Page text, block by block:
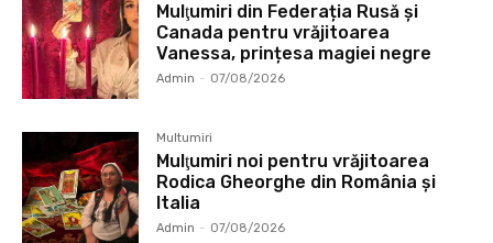
Mulţumiri din Federația Rusă și
Canada pentru vrăjitoarea
Vanessa, prințesa magiei negre
Admin - 07/08/2026
Multumiri
Mulţumiri noi pentru vrăjitoarea
Rodica Gheorghe din România și
Italia
Admin - 07/08/2026